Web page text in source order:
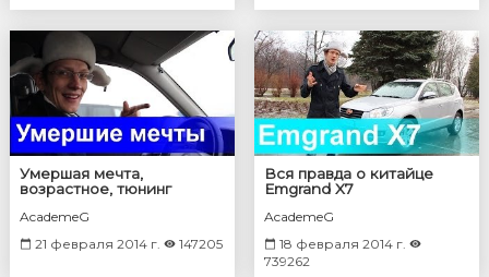
Умершая мечта,
возрастное, тюнинг
AcademeG
21 февраля 2014 г.
147205
Вся правда о китайце
Emgrand X7
AcademeG
18 февраля 2014 г.
739262